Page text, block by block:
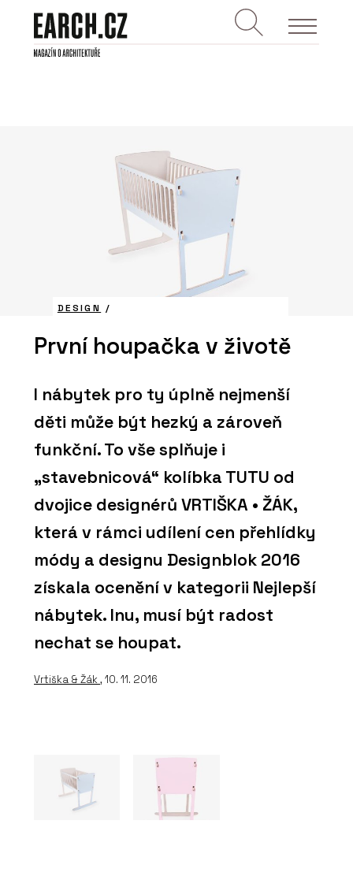
DESIGN /
První houpačka v životě
I nábytek pro ty úplně nejmenší
děti může být hezký a zároveň
funkční. To vše splňuje i
„stavebnicová“ kolíbka TUTU od
dvojice designérů VRTIŠKA • ŽÁK,
která v rámci udílení cen přehlídky
módy a designu Designblok 2016
získala ocenění v kategorii Nejlepší
nábytek. Inu, musí být radost
nechat se houpat.
Vrtiška & Žák , 10. 11. 2016